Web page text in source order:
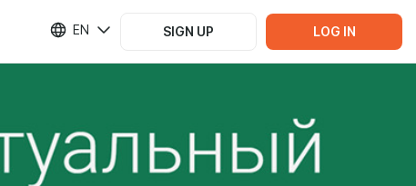
EN SIGN UP LOG IN